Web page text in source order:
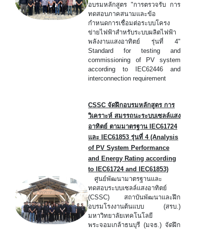
อบรมหลักสูตร "การตรวจรับ การ
ทดสอบภาคสนามและข้อ
กำหนดการเชื่อมต่อระบบโครง
ข่ายไฟฟ้าสำหรับระบบผลิตไฟฟ้า
พลังงานแสงอาทิตย์ รุ่นที่ 4"
Standard for testing and
commissioning of PV system
according to IEC62446 and
interconnection requirement
CSSC จัดฝึกอบรมหลักสูตร การ
วิเคราะห์ สมรรถนะระบบเซลล์แสง
อาทิตย์ ตามมาตรฐาน IEC61724
และ IEC61853 รุ่นที่ 4 (Analysis
of PV System Performance
and Energy Rating according
to IEC61724 and IEC61853)
ศูนย์พัฒนามาตรฐานและ
ทดสอบระบบเซลล์แสงอาทิตย์
(CSSC) สถาบันพัฒนาและฝึก
อบรมโรงงานต้นแบบ (สรบ.)
มหาวิทยาลัยเทคโนโลยี
พระจอมเกล้าธนบุรี (มจธ.) จัดฝึก